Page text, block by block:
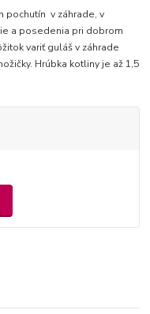
pochutín v záhrade, v
a posedenia pri dobrom
variť guláš v záhrade
Hrúbka kotliny je až 1,5